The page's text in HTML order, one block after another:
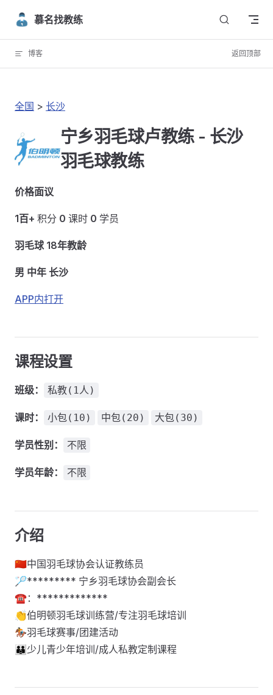
Skip to content
慕名找教练
博客 返回顶部
全国 > 长沙
宁乡羽毛球卢教练 - 长沙
羽毛球教练
价格面议
1百+ 积分 0 课时 0 学员
羽毛球 18年教龄
男 中年 长沙
APP内打开
课程设置
班级： 私教(1人)
课时： 小包(10) 中包(20) 大包(30)
学员性别： 不限
学员年龄： 不限
介绍
🇨🇳中国羽毛球协会认证教练员
🏸********* 宁乡羽毛球协会副会长
☎️：*************
👏伯明顿羽毛球训练营/专注羽毛球培训
🏇羽毛球赛事/团建活动
🧑‍🧑‍🧒少儿青少年培训/成人私教定制课程